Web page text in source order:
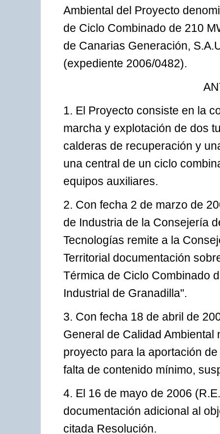
Ambiental del Proyecto
de Ciclo Combinado de 210
de Canarias Generación,
(expediente 2006/0482).
1. El Proyecto consiste en la
marcha y explotación de dos
calderas de recuperación y
una central de un ciclo
equipos auxiliares.
2. Con fecha 2 de marzo de
de Industria de la Consejería
Tecnologías remite a la
Territorial documentación
Térmica de Ciclo Combinado
Industrial de Granadilla".
3. Con fecha 18 de abril de
General de Calidad Ambiental
proyecto para la aportación
falta de contenido mínimo,
4. El 16 de mayo de 2006
documentación adicional al
citada Resolución.